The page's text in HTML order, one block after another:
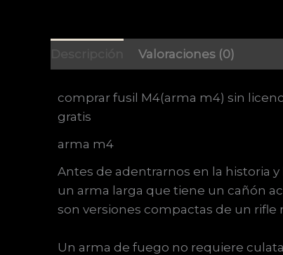
Valoraciones (0)
comprar fusil M4(arma m4) sin
gratis
arma m4
Antes de adentrarnos en la historia
un arma larga que tiene un cañón
son versiones compactas de un
Un arma de fuego no requiere